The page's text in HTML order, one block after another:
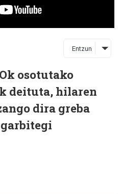
Entzun
osotutako
deituta, hilaren
dira greba